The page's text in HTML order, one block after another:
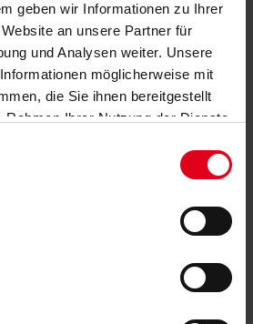
geben wir Informationen zu Ihrer
an unsere Partner für
und Analysen weiter. Unsere
möglicherweise mit
die Sie ihnen bereitgestellt
Rahmen Ihrer Nutzung der Dienste